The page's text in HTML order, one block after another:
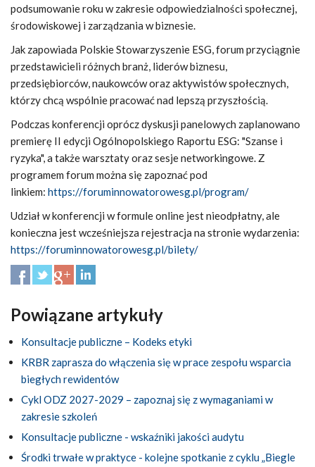
podsumowanie roku w zakresie odpowiedzialności społecznej,
środowiskowej i zarządzania w biznesie.
Jak zapowiada Polskie Stowarzyszenie ESG, forum przyciągnie
przedstawicieli różnych branż, liderów biznesu,
przedsiębiorców, naukowców oraz aktywistów społecznych,
którzy chcą wspólnie pracować nad lepszą przyszłością.
Podczas konferencji oprócz dyskusji panelowych zaplanowano
premierę II edycji Ogólnopolskiego Raportu ESG: "Szanse i
ryzyka", a także warsztaty oraz sesje networkingowe. Z
programem forum można się zapoznać pod
linkiem: https://foruminnowatorowesg.pl/program/
Udział w konferencji w formule online jest nieodpłatny, ale
konieczna jest wcześniejsza rejestracja na stronie wydarzenia:
https://foruminnowatorowesg.pl/bilety/
Powiązane artykuły
Konsultacje publiczne – Kodeks etyki
KRBR zaprasza do włączenia się w prace zespołu wsparcia
biegłych rewidentów
Cykl ODZ 2027-2029 – zapoznaj się z wymaganiami w
zakresie szkoleń
Konsultacje publiczne - wskaźniki jakości audytu
Środki trwałe w praktyce - kolejne spotkanie z cyklu „Biegle